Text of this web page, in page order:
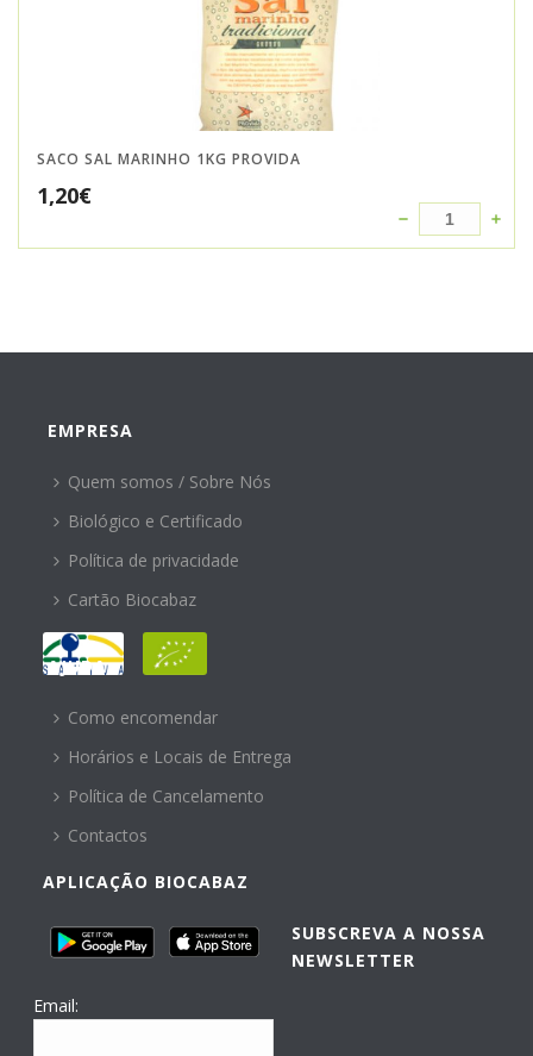
SACO SAL MARINHO 1KG PROVIDA
1,20€
EMPRESA
Quem somos / Sobre Nós
Biológico e Certificado
Política de privacidade
Cartão Biocabaz
AJUDA
Como encomendar
Horários e Locais de Entrega
Política de Cancelamento
Contactos
APLICAÇÃO BIOCABAZ
SUBSCREVA A NOSSA
NEWSLETTER
Email: